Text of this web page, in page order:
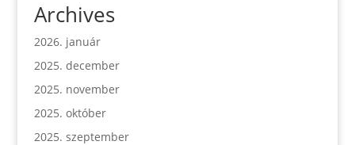
Archives
2026. január
2025. december
2025. november
2025. október
2025. szeptember